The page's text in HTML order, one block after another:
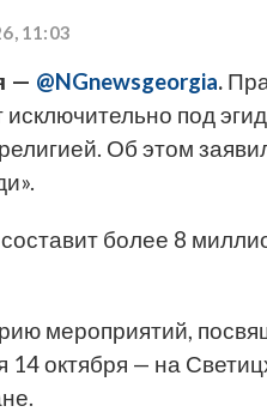
11:03
— @NGnewsgeorgia.
исключительно под
Об этом
более 8
мероприятий,
14 октября — на